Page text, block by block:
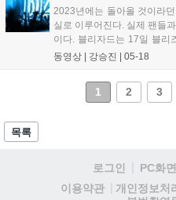
2023년에는 돌아올 것이라
실로 이루어진다. 실제 팬들
이다. 블리자드는 17일 블리
일, 양 일간 개최된다고 공식
면 행사로 이루어지게 됐다.
동영상 | 강승진 05-18
1 2 3
목록
로그인 PC화면
이용약관
개인정보처